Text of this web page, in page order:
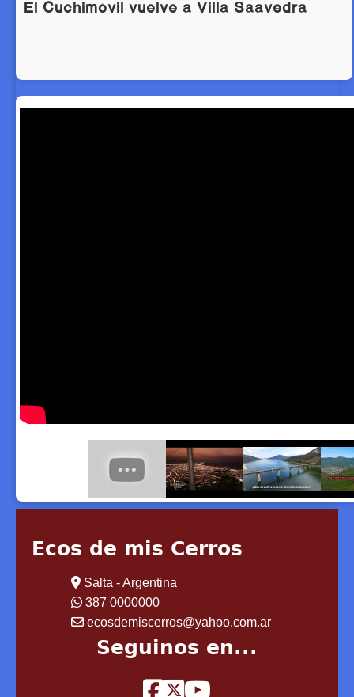
El Cuchimóvil vuelve a Villa Saavedra
Ecos de mis Cerros
Salta - Argentina
387 0000000
ecosdemiscerros@yahoo.com.ar
Seguinos en...